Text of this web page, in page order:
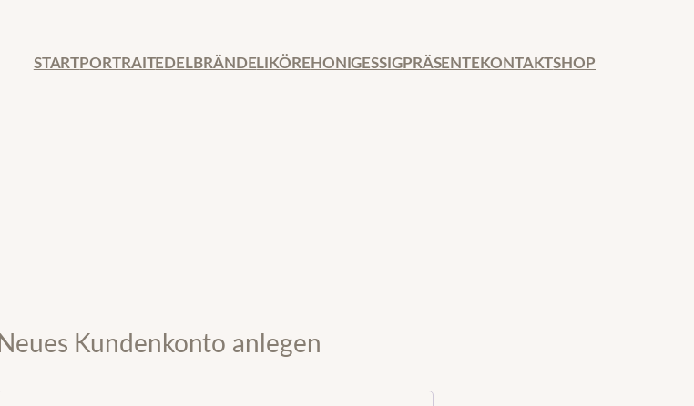
STARTPORTRAITEDELBRÄNDELIKÖRE HONIGESSIGPRÄSENTE KONTAKTSHOP
Neues Kundenkonto anlegen